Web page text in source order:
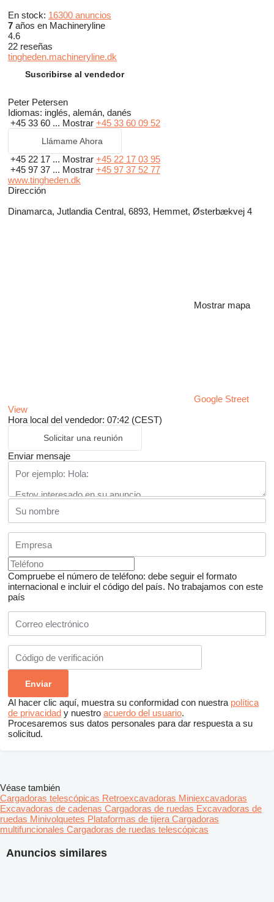
En stock: 16300 anuncios
7 años en Machineryline
4.6
22 reseñas
tingheden.machineryline.dk
Suscribirse al vendedor
Peter Petersen
Idiomas: inglés, alemán, danés
+45 33 60 ... Mostrar +45 33 60 09 52
Llámame Ahora
+45 22 17 ... Mostrar +45 22 17 03 95
+45 97 37 ... Mostrar +45 97 37 52 77
www.tingheden.dk
Dirección
Dinamarca, Jutlandia Central, 6893, Hemmet, Østerbækvej 4
Mostrar mapa
Google Street
View
Hora local del vendedor: 07:42 (CEST)
Solicitar una reunión
Enviar mensaje
Compruebe el número de teléfono: debe seguir el formato
internacional e incluir el código del país. No trabajamos con este
país
Al hacer clic aquí, muestra su conformidad con nuestra política
de privacidad y nuestro acuerdo del usuario.
Procesaremos sus datos personales para dar respuesta a su
solicitud.
Anuncios similares
Véase también
Cargadoras telescópicas Retroexcavadoras Miniexcavadoras
Excavadoras de cadenas Cargadoras de ruedas Excavadoras de
ruedas Minivolquetes Plataformas de tijera Cargadoras
multifuncionales Cargadoras de ruedas telescópicas